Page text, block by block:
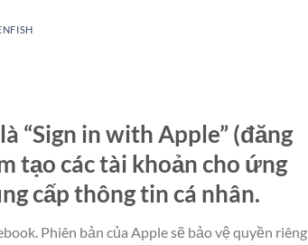
“Sign in with Apple” (đăng
tạo các tài khoản cho ứng
cấp thông tin cá nhân.
Phiên bản của Apple sẽ bảo vệ quyền riêng